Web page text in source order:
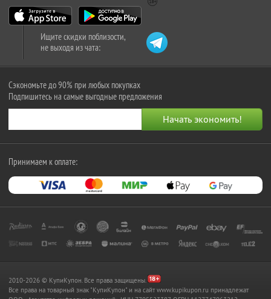
Ищите скидки поблизости,
не выходя из чата:
Сэкономьте до 90% при любых покупках
Подпишитесь на самые выгодные предложения
Принимаем к оплате:
2010-2026 © КупиКупон. Все права защищены.
Все права на товарный знак "КупиКупон" и на сайт www.kupikupon.ru принадлежат